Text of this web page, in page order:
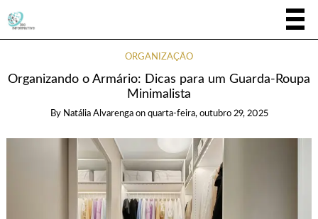
ORGANIZAÇÃO
Organizando o Armário: Dicas para um Guarda-Roupa
Minimalista
By Natália Alvarenga on quarta-feira, outubro 29, 2025